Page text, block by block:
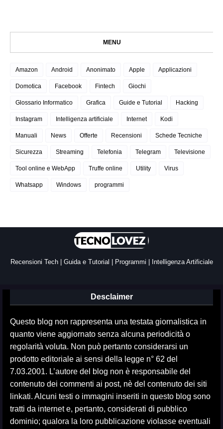
MENU
Amazon Android Anonimato Apple Applicazioni
Domotica Facebook Fintech Giochi
Glossario Informatico Grafica Guide e Tutorial Hacking
Instagram Intelligenza artificiale Internet Kodi
Manuali News Offerte Recensioni Schede Tecniche
Sicurezza Streaming Telefonia Telegram Televisione
Tool online e WebApp Truffe online Utility Virus
Whatsapp Windows programmi
Recensioni Tech | Guida e Tutorial | Programmi | Intelligenza Artificiale
Desclaimer
Questo blog non rappresenta una testata giornalistica in
quanto viene aggiornato senza alcuna periodicità o
regolarità voluta. Non può pertanto considerarsi un
prodotto editoriale ai sensi della legge n° 62 del
7.03.2001. L’autore del blog non è responsabile del
contenuto dei commenti ai post, nè del contenuto dei siti
linkati. Alcuni testi o immagini inseriti in questo blog sono
tratti da internet e, pertanto, considerati di pubblico
dominio; qualora la loro pubblicazione violasse eventuali